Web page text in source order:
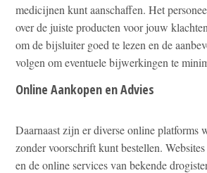
medicijnen kunt aanschaffen. Het
over de juiste producten voor jouw
om de bijsluiter goed te lezen en de
volgen om eventuele bijwerkingen te
Online Aankopen en Advies
Daarnaast zijn er diverse online platforms
zonder voorschrift kunt bestellen.
en de online services van bekende